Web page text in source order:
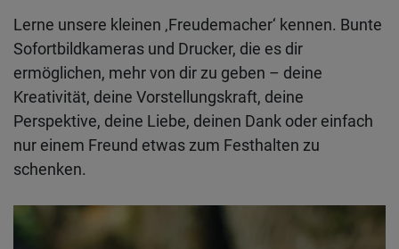
Lerne unsere kleinen ‚Freudemacher‘ kennen. Bunte
Sofortbildkameras und Drucker, die es dir
ermöglichen, mehr von dir zu geben – deine
Kreativität, deine Vorstellungskraft, deine
Perspektive, deine Liebe, deinen Dank oder einfach
nur einem Freund etwas zum Festhalten zu
schenken.